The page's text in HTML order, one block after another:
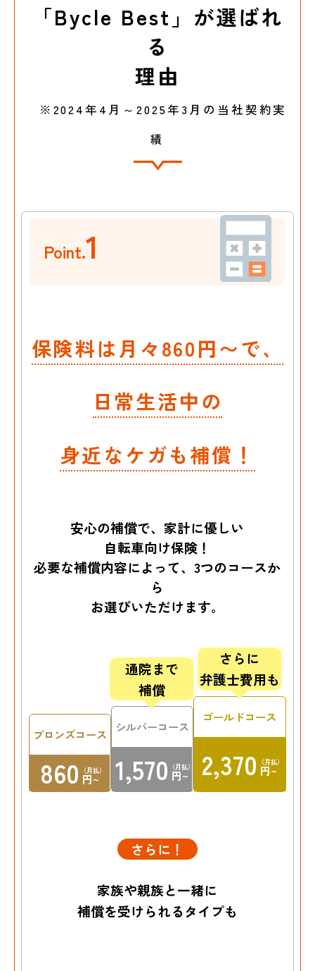
「Bycle Best」が選ばれ
る
理由
※2024年4月～2025年3月の当社契約実
績
Point.1
保険料は月々860円〜で、
日常生活中の
身近なケガも補償！
安心の補償で、家計に優しい
自転車向け保険！
必要な補償内容によって、3つのコースか
ら
お選びいただけます。
ブロンズコース
860 円~
（月払）
通院まで
補償
シルバーコース
1,570 円~
（月払）
さらに
弁護士費用も
ゴールドコース
2,370 円~
（月払）
さらに！
家族や親族と一緒に
補償を受けられるタイプも